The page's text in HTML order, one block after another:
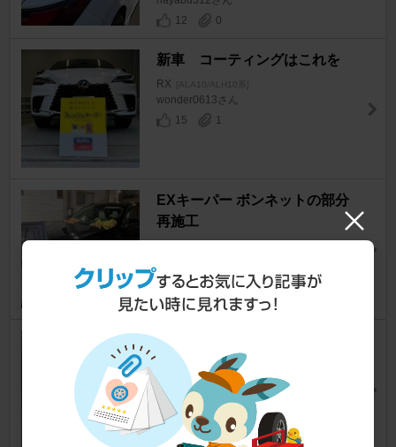
12
0
新車 コーティングはこれを
RX [ALA10/ALH10系]
wonder0613さん
15
1
EXキーパー ボンネットの部分
再施工
21
0
950登録
[ALA10/ALH10系]
keizeroさん